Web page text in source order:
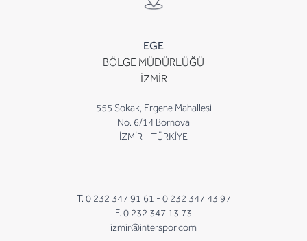
EGE
BÖLGE MÜDÜRLÜĞÜ
İZMİR
555 Sokak, Ergene Mahallesi
No. 6/14 Bornova
İZMİR - TÜRKİYE
T. 0 232 347 91 61 - 0 232 347 43 97
F. 0 232 347 13 73
izmir@interspor.com